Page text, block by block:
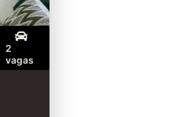
2
vagas